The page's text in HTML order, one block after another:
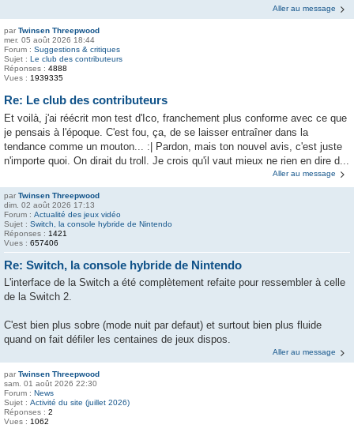
Aller au message
par Twinsen Threepwood
mer. 05 août 2026 18:44
Forum : Suggestions & critiques
Sujet : Le club des contributeurs
Réponses : 4888
Vues : 1939335
Re: Le club des contributeurs
Et voilà, j'ai réécrit mon test d'Ico, franchement plus conforme avec ce que
je pensais à l'époque. C'est fou, ça, de se laisser entraîner dans la
tendance comme un mouton... :| Pardon, mais ton nouvel avis, c'est juste
n'importe quoi. On dirait du troll. Je crois qu'il vaut mieux ne rien en dire d...
Aller au message
par Twinsen Threepwood
dim. 02 août 2026 17:13
Forum : Actualité des jeux vidéo
Sujet : Switch, la console hybride de Nintendo
Réponses : 1421
Vues : 657406
Re: Switch, la console hybride de Nintendo
L'interface de la Switch a été complètement refaite pour ressembler à celle
de la Switch 2.
C'est bien plus sobre (mode nuit par defaut) et surtout bien plus fluide
quand on fait défiler les centaines de jeux dispos.
Aller au message
par Twinsen Threepwood
sam. 01 août 2026 22:30
Forum : News
Sujet : Activité du site (juillet 2026)
Réponses : 2
Vues : 1062